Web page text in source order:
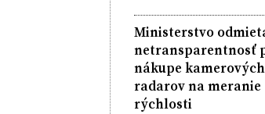
Ministerstvo
netransparentnosť
nákupe kamerových
radarov na meranie
rýchlosti